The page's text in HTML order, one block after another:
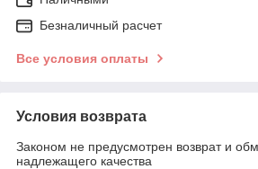
Безналичный расчет
Все условия оплаты
Условия возврата
Законом не предусмотрен возврат и
надлежащего качества